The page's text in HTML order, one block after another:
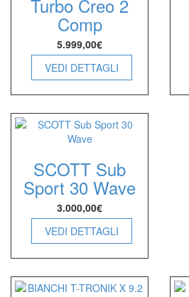
Turbo Creo 2
Comp
5.999,00€
VEDI DETTAGLI
SCOTT Sub
Sport 30 Wave
3.000,00€
VEDI DETTAGLI